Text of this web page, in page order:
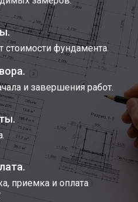
стоимости фундамента.
и завершения работ.
приемка и оплата